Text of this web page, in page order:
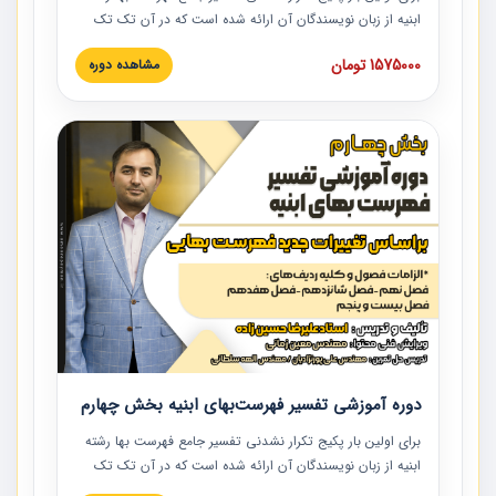
ابنیه از زبان نویسندگان آن ارائه شده است که در آن تک تک
ردیف ها و مطالب فهرست بها تفسیر و ارائه شده است. این
دوره به صورت کامل تصویری بوده و به همراه تصاویر عملیات
دوره با کلام مهندس علیرضاحسین‌زاده مدیر پروژه مهندسی
مشاور در امر بازنگری فهرست بها رشته ابنیه ارائه شده و به تمام
همکارانی که در حوزه صنعت ساخت در حال فعالیت هستند حتما
توصیه می کنیم از مطالب این دوره استفاده نمایند.
1575000 تومان مشاهده دوره
دوره آموزشی تفسیر فهرست‌بهای ابنیه بخش چهارم
برای اولین بار پکیج تکرار نشدنی تفسیر جامع فهرست بها رشته
ابنیه از زبان نویسندگان آن ارائه شده است که در آن تک تک
ردیف ها و مطالب فهرست بها تفسیر و ارائه شده است. این